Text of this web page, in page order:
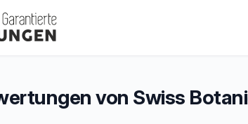
von 10
Bewertungen)
von Swiss